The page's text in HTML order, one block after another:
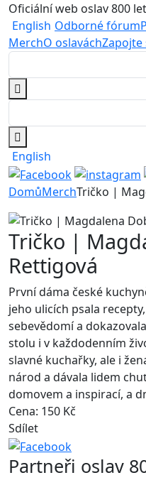
Oficiální web oslav 800
English Odborné fórum
MerchO oslaváchZapojte
English
DomůMerchTričko |
Tričko |
Rettigová
První dáma české
jeho ulicích psala
sebevědomí a
stolu i v každodenním
slavné kuchařky, ale i
národ a dávala lidem
domovem a inspirací, a
Cena: 150 Kč
Sdílet
Partneři oslav